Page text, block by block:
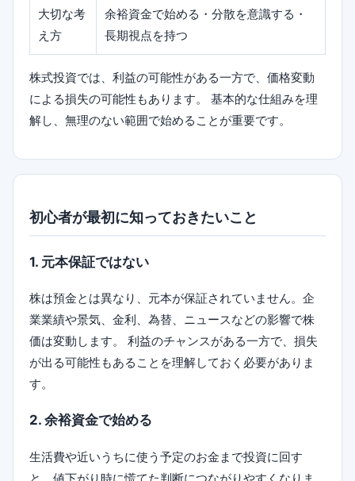
大切な考
え方
余裕資金で始める・分散を意識する・
長期視点を持つ
株式投資では、利益の可能性がある一方で、価格変動
による損失の可能性もあります。 基本的な仕組みを理
解し、無理のない範囲で始めることが重要です。
初心者が最初に知っておきたいこと
1. 元本保証ではない
株は預金とは異なり、元本が保証されていません。企
業業績や景気、金利、為替、ニュースなどの影響で株
価は変動します。 利益のチャンスがある一方で、損失
が出る可能性もあることを理解しておく必要がありま
す。
2. 余裕資金で始める
生活費や近いうちに使う予定のお金まで投資に回す